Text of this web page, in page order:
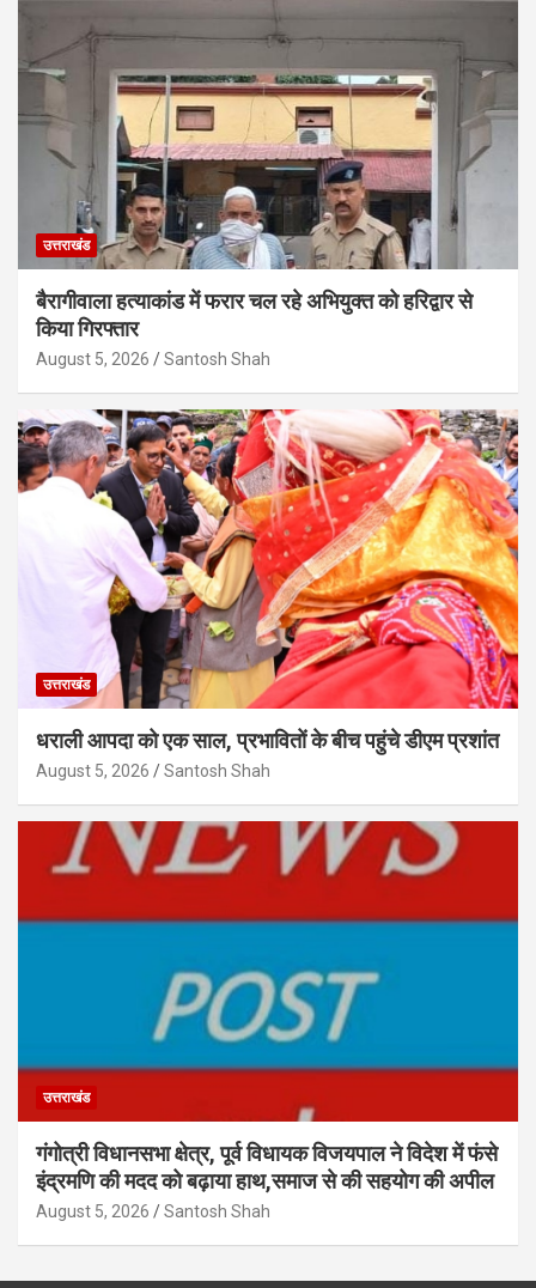
उत्तराखंड
बैरागीवाला हत्याकांड में फरार चल रहे अभियुक्त को हरिद्वार से
किया गिरफ्तार
August 5, 2026 Santosh Shah
उत्तराखंड
धराली आपदा को एक साल, प्रभावितों के बीच पहुंचे डीएम प्रशांत
August 5, 2026 Santosh Shah
उत्तराखंड
गंगोत्री विधानसभा क्षेत्र, पूर्व विधायक विजयपाल ने विदेश में फंसे
इंद्रमणि की मदद को बढ़ाया हाथ,समाज से की सहयोग की अपील
August 5, 2026 Santosh Shah